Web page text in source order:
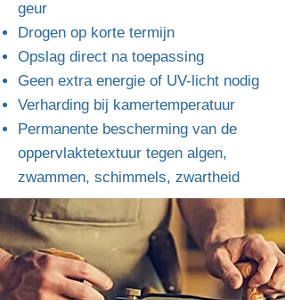
geur
Drogen op korte termijn
Opslag direct na toepassing
Geen extra energie of UV-licht nodig
Verharding bij kamertemperatuur
Permanente bescherming van de
oppervlaktetextuur tegen algen,
zwammen, schimmels, zwartheid